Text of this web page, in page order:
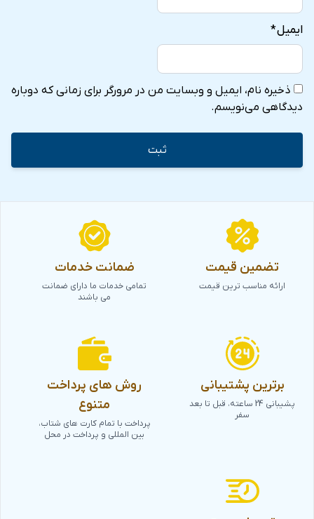
ایمیل*
ذخیره نام، ایمیل و وبسایت من در مرورگر برای زمانی که دوباره
دیدگاهی می‌نویسم.
تضمین قیمت
ارائه مناسب ترین قیمت
ضمانت خدمات
تمامی خدمات ما دارای ضمانت
می باشند
برترین پشتیبانی
پشیبانی 24 ساعته، قبل تا بعد
سفر
روش های پرداخت
متنوع
پرداخت با تمام کارت های شتاب،
بین المللی و پرداخت در محل